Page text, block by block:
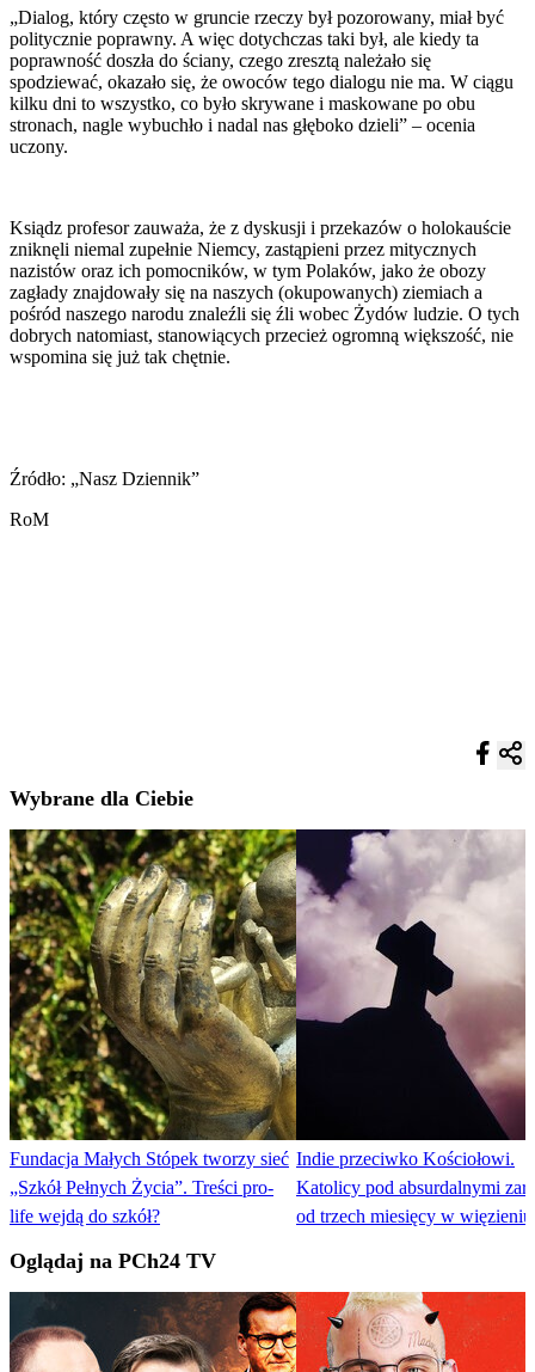
„Dialog, który często w gruncie rzeczy był pozorowany, miał być
politycznie poprawny. A więc dotychczas taki był, ale kiedy ta
poprawność doszła do ściany, czego zresztą należało się
spodziewać, okazało się, że owoców tego dialogu nie ma. W ciągu
kilku dni to wszystko, co było skrywane i maskowane po obu
stronach, nagle wybuchło i nadal nas głęboko dzieli” – ocenia
uczony.
Ksiądz profesor zauważa, że z dyskusji i przekazów o holokauście
zniknęli niemal zupełnie Niemcy, zastąpieni przez mitycznych
nazistów oraz ich pomocników, w tym Polaków, jako że obozy
zagłady znajdowały się na naszych (okupowanych) ziemiach a
pośród naszego narodu znaleźli się źli wobec Żydów ludzie. O tych
dobrych natomiast, stanowiących przecież ogromną większość, nie
wspomina się już tak chętnie.
Źródło: „Nasz Dziennik”
RoM
Wybrane dla Ciebie
Fundacja Małych Stópek tworzy sieć
„Szkół Pełnych Życia”. Treści pro-
life wejdą do szkół?
Indie przeciwko Kościołowi.
Katolicy pod absurdalnymi
od trzech miesięcy w więzieniu
Oglądaj na PCh24 TV